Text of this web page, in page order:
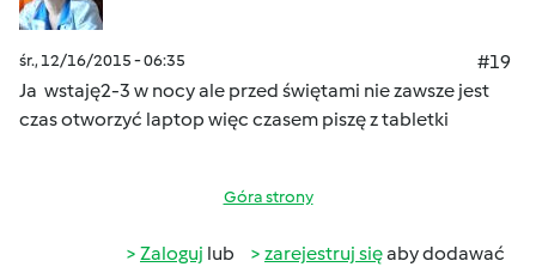
śr., 12/16/2015 - 06:35
#19
Ja wstaję2-3 w nocy ale przed świętami nie zawsze jest
czas otworzyć laptop więc czasem piszę z tabletki
Góra strony
Zaloguj lub zarejestruj sięaby dodawać